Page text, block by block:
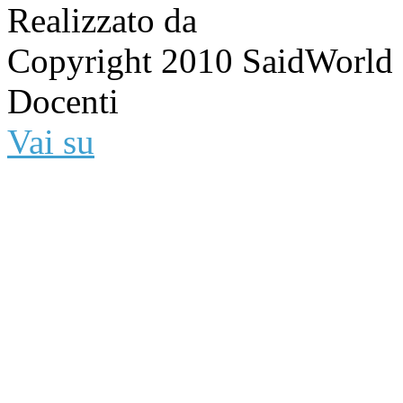
Realizzato da
Copyright 2010 SaidWorld
Docenti
Vai su